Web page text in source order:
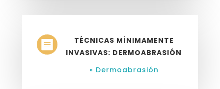

TÉCNICAS MÍNIMAMENTE
INVASIVAS: DERMOABRASIÓN
» Dermoabrasión